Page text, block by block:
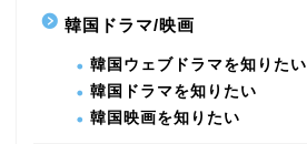
韓国ドラマ/映画
韓国ウェブドラマを知りたい
韓国ドラマを知りたい
韓国映画を知りたい